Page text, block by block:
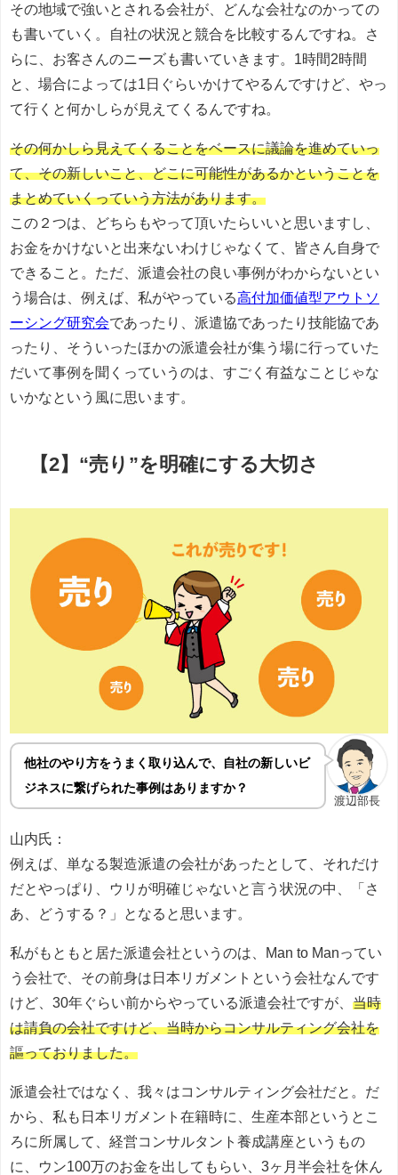
その地域で強いとされる会社が、どんな会社なのかっての
も書いていく。自社の状況と競合を比較するんですね。さ
らに、お客さんのニーズも書いていきます。1時間2時間
と、場合によっては1日ぐらいかけてやるんですけど、やっ
て行くと何かしらが見えてくるんですね。
その何かしら見えてくることをベースに議論を進めていっ
て、その新しいこと、どこに可能性があるかということを
まとめていくっていう方法があります。
この２つは、どちらもやって頂いたらいいと思いますし、
お金をかけないと出来ないわけじゃなくて、皆さん自身で
できること。ただ、派遣会社の良い事例がわからないとい
う場合は、例えば、私がやっている高付加価値型アウトソ
ーシング研究会であったり、派遣協であったり技能協であ
ったり、そういったほかの派遣会社が集う場に行っていた
だいて事例を聞くっていうのは、すごく有益なことじゃな
いかなという風に思います。
【2】“売り”を明確にする大切さ
渡辺部長
他社のやり方をうまく取り込んで、自社の新しいビ
ジネスに繋げられた事例はありますか？
山内氏：
例えば、単なる製造派遣の会社があったとして、それだけ
だとやっぱり、ウリが明確じゃないと言う状況の中、「さ
あ、どうする？」となると思います。
私がもともと居た派遣会社というのは、Man to Manってい
う会社で、その前身は日本リガメントという会社なんです
けど、30年ぐらい前からやっている派遣会社ですが、 当時
は請負の会社ですけど、当時からコンサルティング会社を
謳っておりました。
派遣会社ではなく、我々はコンサルティング会社だと。だ
から、私も日本リガメント在籍時に、生産本部というとこ
ろに所属して、経営コンサルタント養成講座というもの
に、ウン100万のお金を出してもらい、3ヶ月半会社を休ん